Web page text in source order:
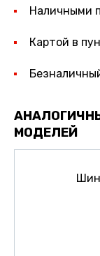
Наличными
Картой в
МОДЕЛЕЙ